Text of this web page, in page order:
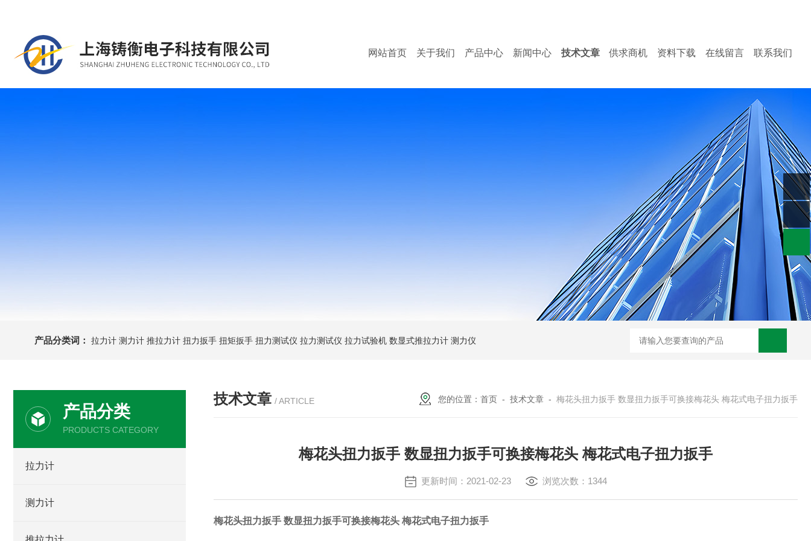
网站首页 关于我们 产品中心 新闻中心 技术文章 供求商机 资料下载 在线留言 联系我们
产品分类词： 拉力计 测力计 推拉力计 扭力扳手 扭矩扳手 扭力测试仪 拉力测试仪 拉力试验机 数显式推拉力计 测力仪
产品分类
PRODUCTS CATEGORY
拉力计
测力计
技术文章 / ARTICLE 您的位置： 首页 - 技术文章 - 梅花头扭力扳手 数显扭力扳手可换接梅花头 梅花式电子扭力扳手
梅花头扭力扳手 数显扭力扳手可换接梅花头 梅花式电子扭力扳手
更新时间：2021-02-23 浏览次数：1344
梅花头扭力扳手 数显扭力扳手可换接梅花头 梅花式电子扭力扳手